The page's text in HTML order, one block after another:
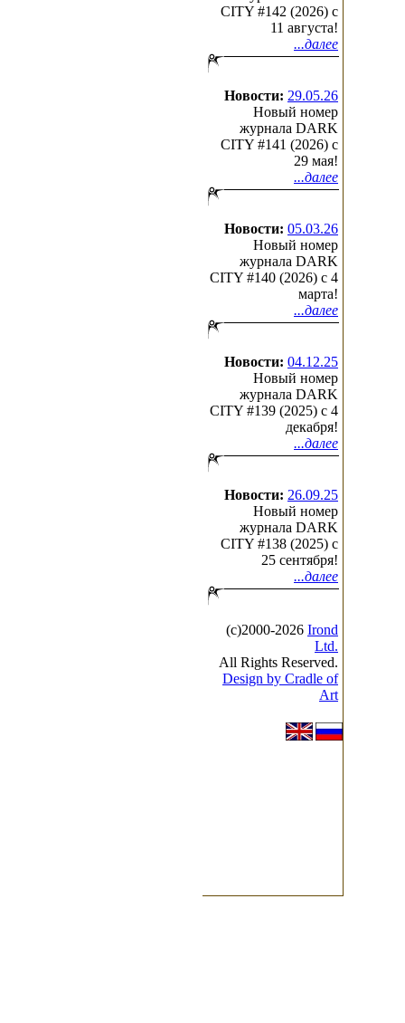
CITY #142 (2026) c
11 августа!
...далее
Новости: 29.05.26
Новый номер
журнала DARK
CITY #141 (2026) c
29 мая!
...далее
Новости: 05.03.26
Новый номер
журнала DARK
CITY #140 (2026) c 4
марта!
...далее
Новости: 04.12.25
Новый номер
журнала DARK
CITY #139 (2025) c 4
декабря!
...далее
Новости: 26.09.25
Новый номер
журнала DARK
CITY #138 (2025) c
25 сентября!
...далее
(с)2000-2026 Irond
Ltd.
All Rights Reserved.
Design by Cradle of
Art